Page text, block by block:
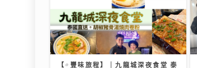
【#豐味旅程】｜九龍城深夜食堂 泰